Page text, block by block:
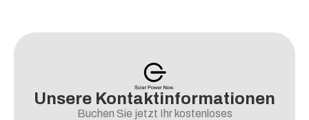
Unsere Kontaktinformationen
Buchen Sie jetzt Ihr kostenloses